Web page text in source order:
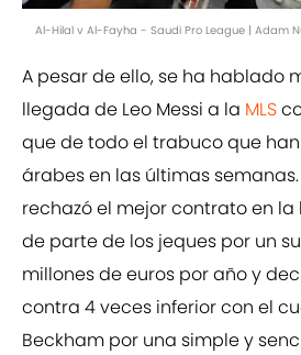
Al-Hilal v Al-Fayha - Saudi Pro League | Adam
A pesar de ello, se ha hablado
llegada de Leo Messi a la MLS
que de todo el trabuco que
árabes en las últimas
rechazó el mejor contrato en
de parte de los jeques por un
millones de euros por año y
contra 4 veces inferior con el
Beckham por una simple y